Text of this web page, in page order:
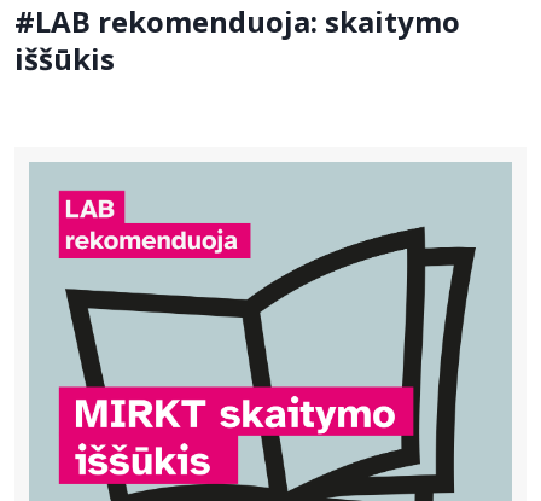
ELVIS atvyksta
D.U.K.
+370 667 80 541
info@elvislab.lt
#LAB rekomenduoja: skaitymo
iššūkis